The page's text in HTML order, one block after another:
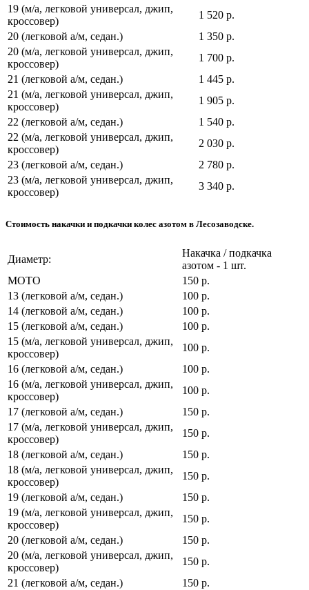
19 (м/а, легковой универсал, джип,
кроссовер)
1 520 р.
20 (легковой а/м, седан.)
1 350 р.
20 (м/а, легковой универсал, джип,
кроссовер)
1 700 р.
21 (легковой а/м, седан.)
1 445 р.
21 (м/а, легковой универсал, джип,
кроссовер)
1 905 р.
22 (легковой а/м, седан.)
1 540 р.
22 (м/а, легковой универсал, джип,
кроссовер)
2 030 р.
23 (легковой а/м, седан.)
2 780 р.
23 (м/а, легковой универсал, джип,
кроссовер)
3 340 р.
Стоимость накачки и подкачки колес азотом в Лесозаводске.
Диаметр:
Накачка / подкачка
азотом - 1 шт.
МОТО
150 р.
13 (легковой а/м, седан.)
100 р.
14 (легковой а/м, седан.)
100 р.
15 (легковой а/м, седан.)
100 р.
15 (м/а, легковой универсал, джип,
кроссовер)
100 р.
16 (легковой а/м, седан.)
100 р.
16 (м/а, легковой универсал, джип,
кроссовер)
100 р.
17 (легковой а/м, седан.)
150 р.
17 (м/а, легковой универсал, джип,
кроссовер)
150 р.
18 (легковой а/м, седан.)
150 р.
18 (м/а, легковой универсал, джип,
кроссовер)
150 р.
19 (легковой а/м, седан.)
150 р.
19 (м/а, легковой универсал, джип,
кроссовер)
150 р.
20 (легковой а/м, седан.)
150 р.
20 (м/а, легковой универсал, джип,
кроссовер)
150 р.
21 (легковой а/м, седан.)
150 р.